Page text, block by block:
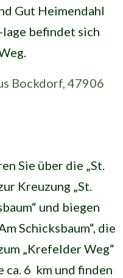
Gut Heimendahl
befindet sich
Bockdorf, 47906
Sie über die „St.
Kreuzung „St.
und biegen
Schicksbaum“, die
„Krefelder Weg“
6 km und finden